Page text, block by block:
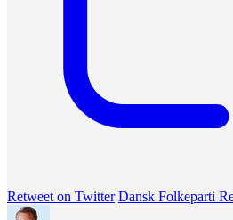
Retweet on Twitter Dansk Folkeparti